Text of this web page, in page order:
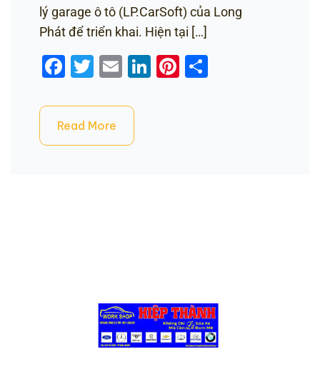
lý garage ô tô (LP.CarSoft) của Long
Phát để triển khai. Hiện tại […]
Facebook
Twitter
EmailLinkedIn
Pinterest
Read More